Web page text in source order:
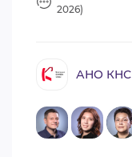
2026)
АНО КНС